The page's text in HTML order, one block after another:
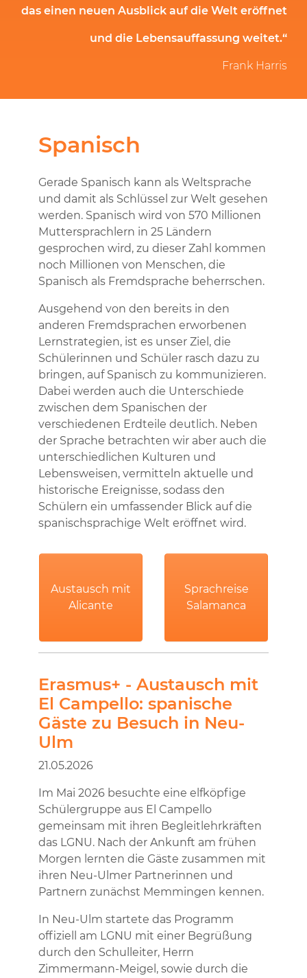
das einen neuen Ausblick auf die Welt eröffnet
und die Lebensauffassung weitet.“
Frank Harris
Spanisch
Gerade Spanisch kann als Weltsprache
und damit als Schlüssel zur Welt gesehen
werden. Spanisch wird von 570 Millionen
Muttersprachlern in 25 Ländern
gesprochen wird, zu dieser Zahl kommen
noch Millionen von Menschen, die
Spanisch als Fremdsprache beherrschen.
Ausgehend von den bereits in den
anderen Fremdsprachen erworbenen
Lernstrategien, ist es unser Ziel, die
Schülerinnen und Schüler rasch dazu zu
bringen, auf Spanisch zu kommunizieren.
Dabei werden auch die Unterschiede
zwischen dem Spanischen der
verschiedenen Erdteile deutlich. Neben
der Sprache betrachten wir aber auch die
unterschiedlichen Kulturen und
Lebensweisen, vermitteln aktuelle und
historische Ereignisse, sodass den
Schülern ein umfassender Blick auf die
spanischsprachige Welt eröffnet wird.
Austausch mit
Alicante
Sprachreise
Salamanca
Erasmus+ - Austausch mit
El Campello: spanische
Gäste zu Besuch in Neu-
Ulm
21.05.2026
Im Mai 2026 besuchte eine elfköpfige
Schülergruppe aus El Campello
gemeinsam mit ihren Begleitlehrkräften
das LGNU. Nach der Ankunft am frühen
Morgen lernten die Gäste zusammen mit
ihren Neu-Ulmer Partnerinnen und
Partnern zunächst Memmingen kennen.
In Neu-Ulm startete das Programm
offiziell am LGNU mit einer Begrüßung
durch den Schulleiter, Herrn
Zimmermann-Meigel, sowie durch die